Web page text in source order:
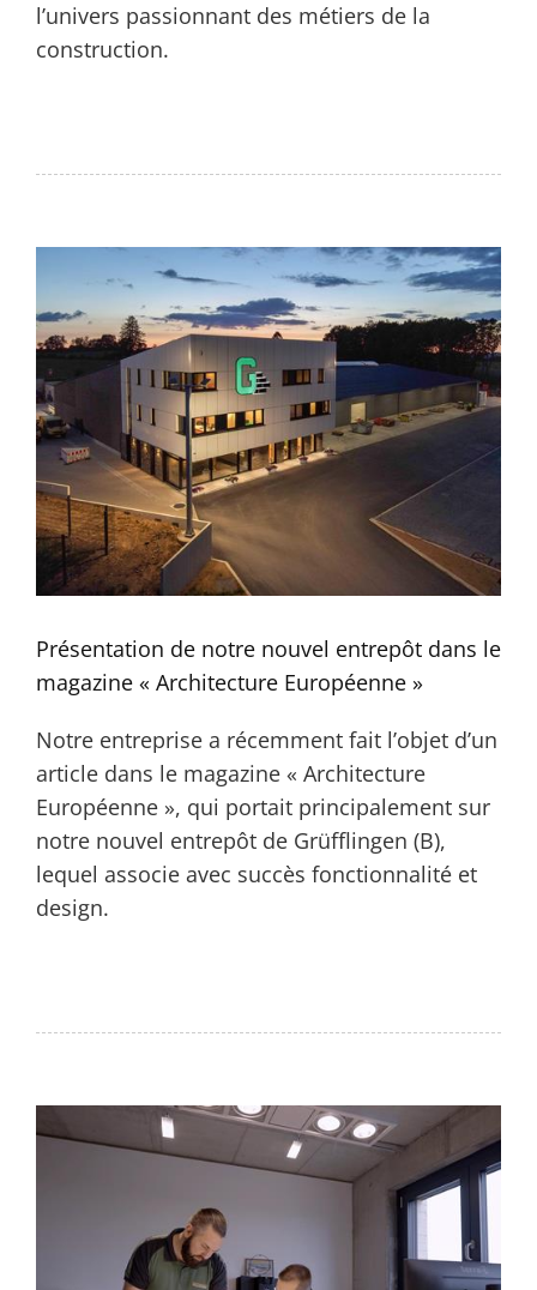
l’univers passionnant des métiers de la
construction.
Présentation de notre nouvel entrepôt dans le
magazine « Architecture Européenne »
Notre entreprise a récemment fait l’objet d’un
article dans le magazine « Architecture
Européenne », qui portait principalement sur
notre nouvel entrepôt de Grüfflingen (B),
lequel associe avec succès fonctionnalité et
design.